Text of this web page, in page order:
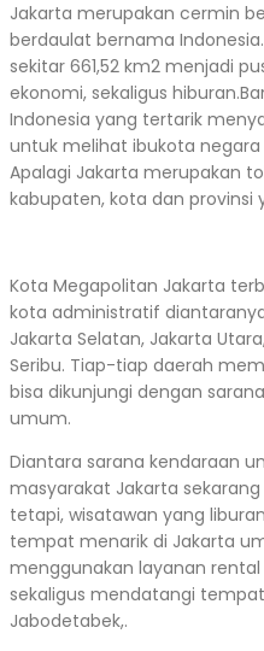
Jakarta merupakan cermin
berdaulat bernama
sekitar 661,52 km2 menjadi
ekonomi, sekaligus
Indonesia yang tertarik
untuk melihat ibukota
Apalagi Jakarta merupakan
kabupaten, kota dan provinsi
Kota Megapolitan Jakarta
kota administratif
Jakarta Selatan, Jakarta
Seribu. Tiap-tiap daerah
bisa dikunjungi dengan
umum.
Diantara sarana kendaraan
masyarakat Jakarta
tetapi, wisatawan yang
tempat menarik di Jakarta
menggunakan layanan rental
sekaligus mendatangi
Jabodetabek,.